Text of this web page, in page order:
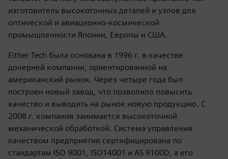
изготовитель высокоточных деталей и узлов для
оптической и авиационно-космической
промышленности Японии, Европы и США.
Either Tech была основана в 1996 г. в качестве
дочерней компании, ориентированной на
американский рынок. Через четыре года был
построен новый завод, что позволило повысить
качество и выводить на рынок новую продукцию. С
2008 г. компания занимается высокоточной
механической обработкой. Система управления
качеством предприятия сертифицирована по
стандартам ISO 9001, ISO14001 и AS 9100D, а его